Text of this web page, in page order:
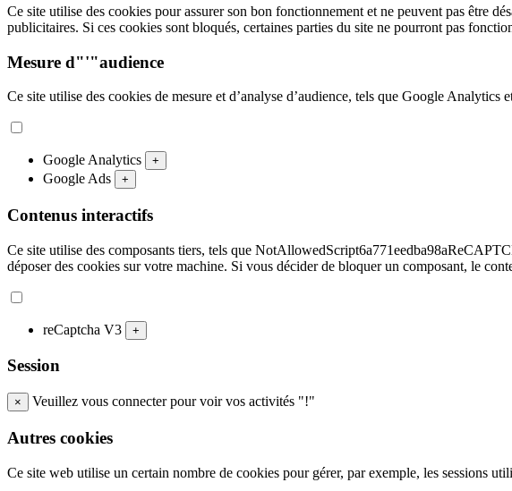
Ce site utilise des cookies pour assurer son bon fonctionnement et ne peuvent pas être
publicitaires. Si ces cookies sont bloqués, certaines parties du site ne pourront pas
Mesure d"'"audience
Ce site utilise des cookies de mesure et d’analyse d’audience, tels que Google
Google Analytics +
Google Ads +
Contenus interactifs
Ce site utilise des composants tiers, tels que
déposer des cookies sur votre machine. Si vous décider de bloquer un composant, le
reCaptcha V3 +
Session
× Veuillez vous connecter pour voir vos activités "!"
Autres cookies
Ce site web utilise un certain nombre de cookies pour gérer, par exemple, les sessions